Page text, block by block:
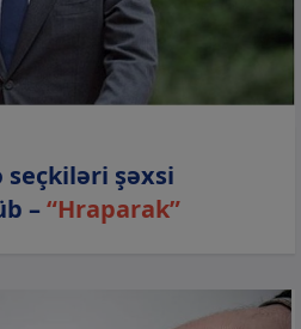
seçkiləri şəxsi
–“Hraparak”